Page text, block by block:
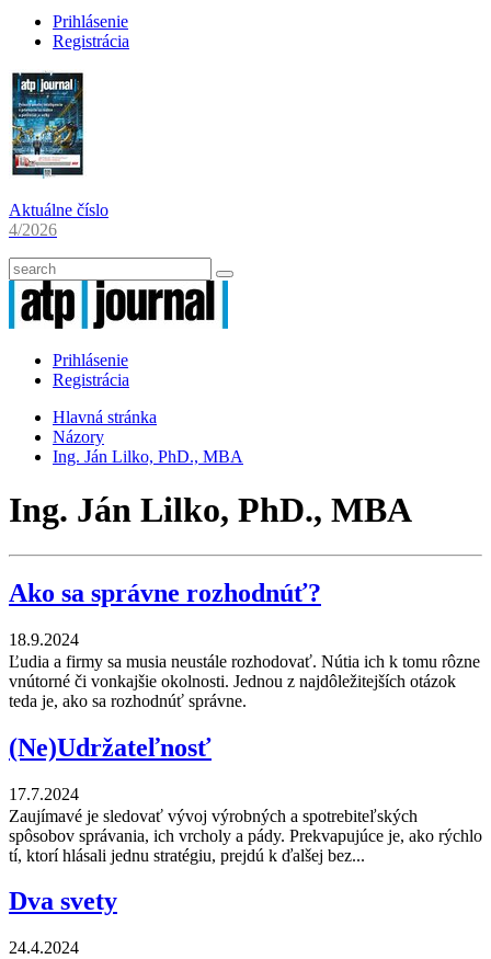
Prihlásenie
Registrácia
Aktuálne číslo
4/2026
Prihlásenie
Registrácia
Hlavná stránka
Názory
Ing. Ján Lilko, PhD., MBA
Ing. Ján Lilko, PhD., MBA
Ako sa správne rozhodnúť?
18.9.2024
Ľudia a firmy sa musia neustále rozhodovať. Nútia ich k tomu rôzne
vnútorné či vonkajšie okolnosti. Jednou z najdôležitejších otázok
teda je, ako sa rozhodnúť správne.
(Ne)Udržateľnosť
17.7.2024
Zaujímavé je sledovať vývoj výrobných a spotrebiteľských
spôsobov správania, ich vrcholy a pády. Prekvapujúce je, ako rýchlo
tí, ktorí hlásali jednu stratégiu, prejdú k ďalšej bez...
Dva svety
24.4.2024